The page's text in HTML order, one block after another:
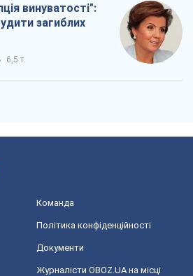
винуватості":
загиблих
6,5 т.
Команда
Політика конфіденційності
Документи
Журналісти OBOZ.UA на місці